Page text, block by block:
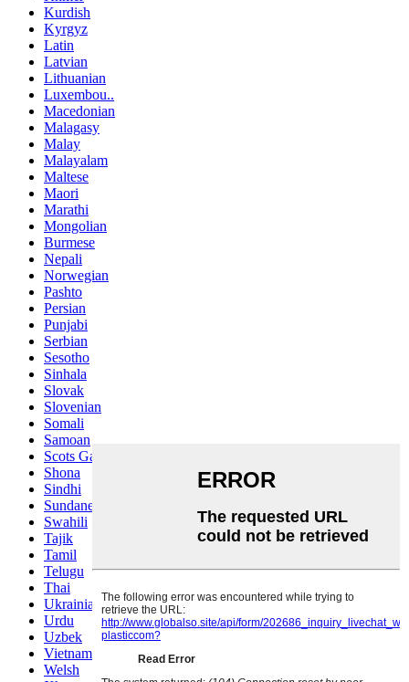
Kurdish
Kyrgyz
Latin
Latvian
Lithuanian
Luxembou..
Macedonian
Malagasy
Malay
Malayalam
Maltese
Maori
Marathi
Mongolian
Burmese
Nepali
Norwegian
Pashto
Persian
Punjabi
Serbian
Sesotho
Sinhala
Slovak
Slovenian
Somali
Samoan
Scots Gaelic
Shona
Sindhi
Sundanese
Swahili
Tajik
Tamil
Telugu
Thai
Ukrainian
Urdu
Uzbek
Vietnamese
Welsh